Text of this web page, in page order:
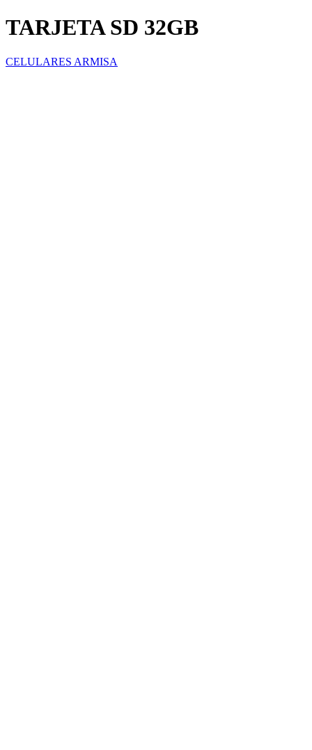
TARJETA SD 32GB
CELULARES ARMISA